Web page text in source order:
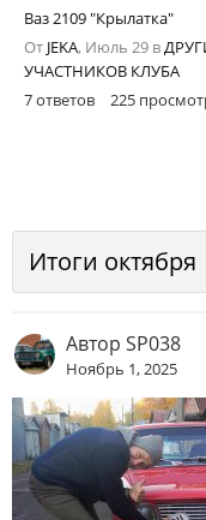
Ваз 2109 "Крылатка"
От JEKA, Июль 29 в
УЧАСТНИКОВ КЛУБА
7ответов 225
Итоги октября
Автор SP038
Ноябрь 1, 2025